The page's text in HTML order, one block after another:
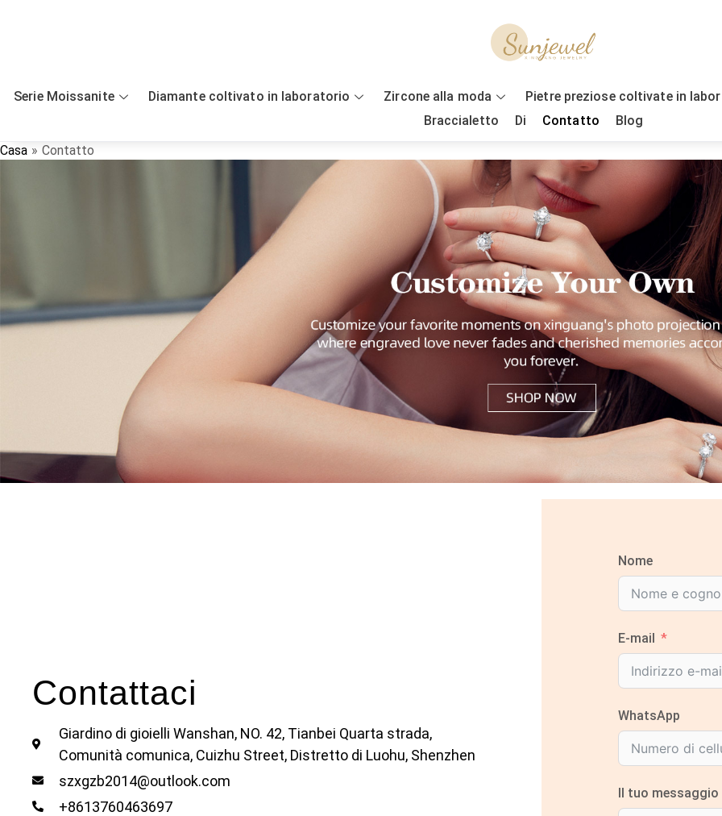
Serie Moissanite Diamante coltivato in laboratorio Zircone alla moda
Pietre preziose coltivate in
Braccialetto
Di Contatto
Blog
Casa
Contatto
Contattaci
Giardino di gioielli Wanshan, NO. 42, Tianbei Quarta strada,
Comunità comunica, Cuizhu Street, Distretto di Luohu, Shenzhen
szxgzb2014@outlook.com
+8613760463697
Nome
E-mail
WhatsApp
Il tuo messaggio